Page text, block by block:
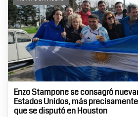
Enzo Stampone se consagró
Estados Unidos, más
que se disputó en Houston